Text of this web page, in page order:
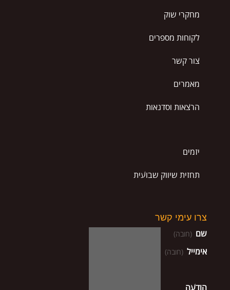
מחקרי שוק
לקוחות מספרים
צור קשר
מאמרים
הרצאות וסדנאות
יזמים
תחזית שיווק שבועית
צרו עימי קשר
שם (חובה)
אימייל (חובה)
הודעה